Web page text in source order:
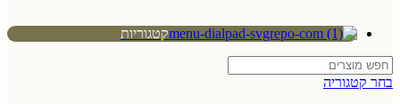
קטגוריות
בחר קטגוריה